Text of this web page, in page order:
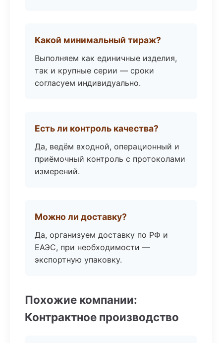
Какой минимальный тираж?
Выполняем как единичные изделия,
так и крупные серии — сроки
согласуем индивидуально.
Есть ли контроль качества?
Да, ведём входной, операционный и
приёмочный контроль с протоколами
измерений.
Можно ли доставку?
Да, организуем доставку по РФ и
ЕАЭС, при необходимости —
экспортную упаковку.
Похожие компании:
Контрактное производство